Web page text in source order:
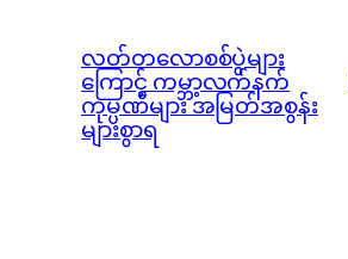
လတ်တလောစစ်ပွဲများ
ကြောင့် ကမ္ဘာ့လက်နက်
ကုမ္ပဏီများ အမြတ်အစွန်း
များစွာရ